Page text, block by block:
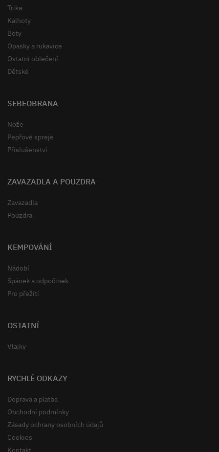
Trika
Kalhoty
Boty
Opasky a rukavice
Ostatní oblečení
Dětské
SEBEOBRANA
Nože
Pepřové spreje
Příslušenství
ZAVAZADLA A POUZDRA
Zavazadla
Pouzdra
KEMPOVÁNÍ
Nádobí
Spánek a odpočinek
Pro přežití
OSTATNÍ
Vlajky
RYCHLÉ ODKAZY
Doprava a platba
Obchodní podmínky
Zásady ochrany osobních údajů
Cookies
Kontakt